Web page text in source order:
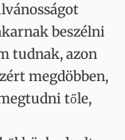
beszélni
tudnak, azon
megdöbben,
tőle,